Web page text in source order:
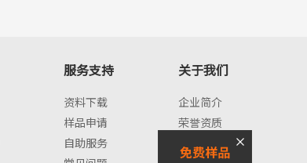
服务支持
资料下载
样品申请
自助服务
关于我们
企业简介
荣誉资质
企业文化